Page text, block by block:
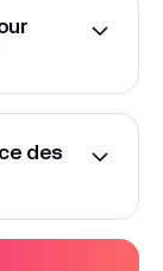
projet.
!
!
H2, Body...)
(Arial,
!
des
les